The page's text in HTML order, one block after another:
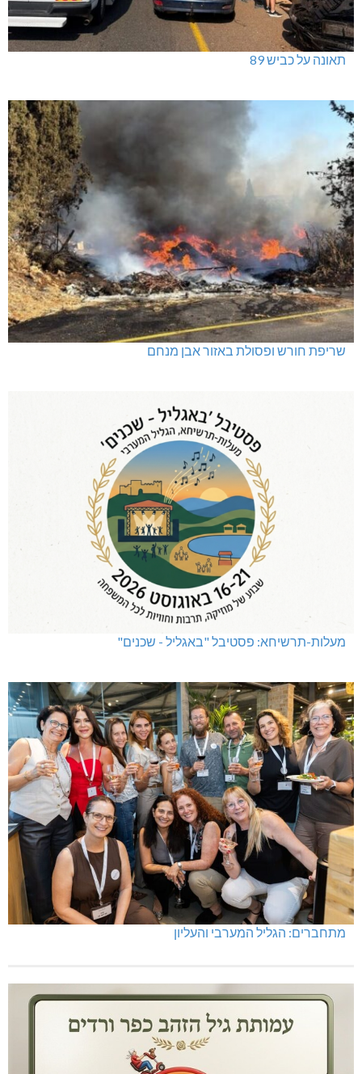
תאונה על כביש 89
שריפת חורש ופסולת באזור אבן מנחם
מעלות-תרשיחא: פסטיבל "באגליל - שכנים"
מתחברים: הגליל המערבי והעליון